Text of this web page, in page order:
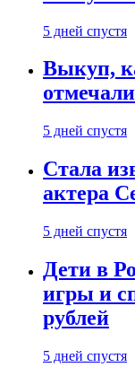
5 дней спустя
Выкуп,
5 дней спустя
Стала
актера
5 дней спустя
Дети в
игры и
рублей
5 дней спустя